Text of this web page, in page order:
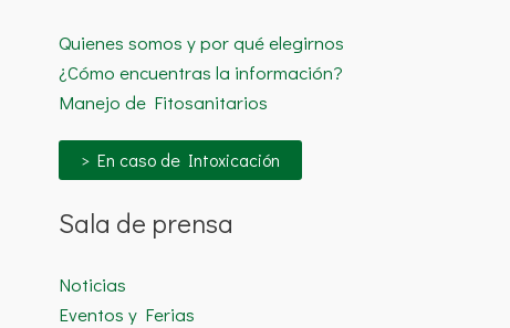
Quienes somos y por qué elegirnos
¿Cómo encuentras la información?
Manejo de Fitosanitarios
> En caso de Intoxicación
Sala de prensa
Noticias
Eventos y Ferias